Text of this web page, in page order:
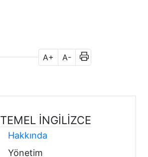
A+ A-
TEMEL İNGILIZCE
Hakkında
Yönetim